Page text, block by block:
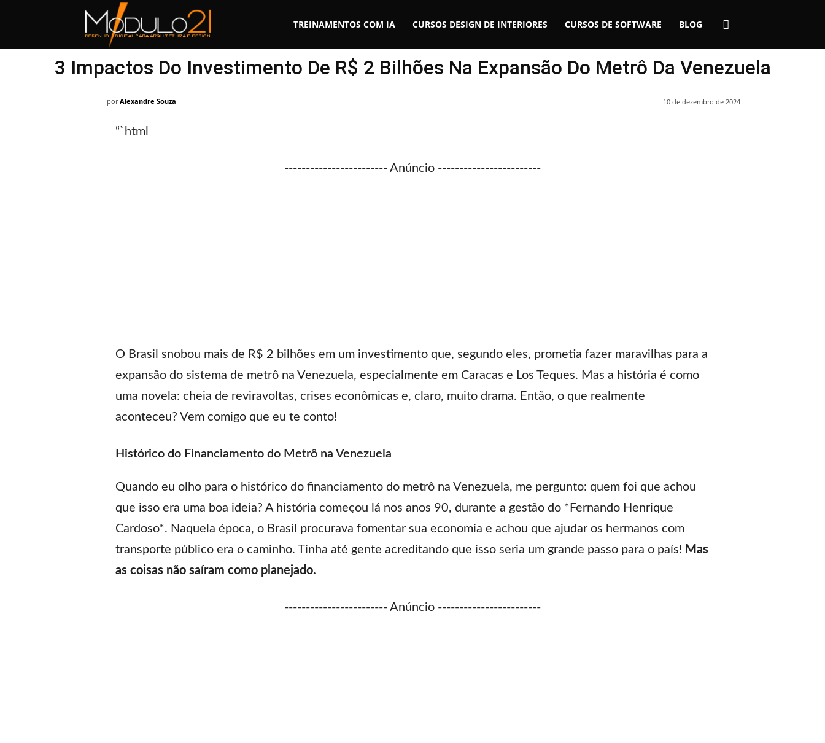
TREINAMENTOS COM IA CURSOS DESIGN DE INTERIORES CURSOS DE SOFTWARE BLOG
3 Impactos Do Investimento De R$ 2 Bilhões Na Expansão Do Metrô Da Venezuela
10 de dezembro de 2024
por Alexandre Souza
“`html
------------------------ Anúncio ------------------------
O Brasil snobou mais de R$ 2 bilhões em um investimento que, segundo eles, prometia fazer maravilhas para a
expansão do sistema de metrô na Venezuela, especialmente em Caracas e Los Teques. Mas a história é como
uma novela: cheia de reviravoltas, crises econômicas e, claro, muito drama. Então, o que realmente
aconteceu? Vem comigo que eu te conto!
Histórico do Financiamento do Metrô na Venezuela
Quando eu olho para o histórico do financiamento do metrô na Venezuela, me pergunto: quem foi que achou
que isso era uma boa ideia? A história começou lá nos anos 90, durante a gestão do *Fernando Henrique
Cardoso*. Naquela época, o Brasil procurava fomentar sua economia e achou que ajudar os hermanos com
transporte público era o caminho. Tinha até gente acreditando que isso seria um grande passo para o país! Mas
as coisas não saíram como planejado.
------------------------ Anúncio ------------------------